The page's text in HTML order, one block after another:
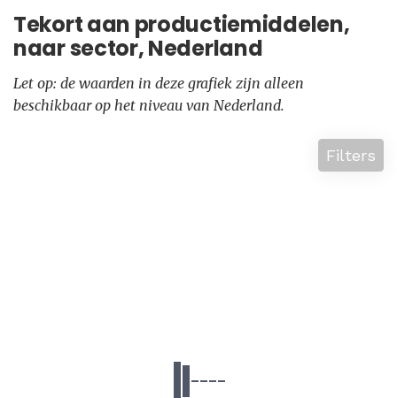
Tekort aan productiemiddelen,
naar sector, Nederland
Let op: de waarden in deze grafiek zijn alleen
beschikbaar op het niveau van Nederland.
Filters